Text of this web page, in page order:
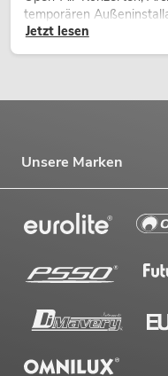
temporären
Jetzt lesen
Unsere Marken